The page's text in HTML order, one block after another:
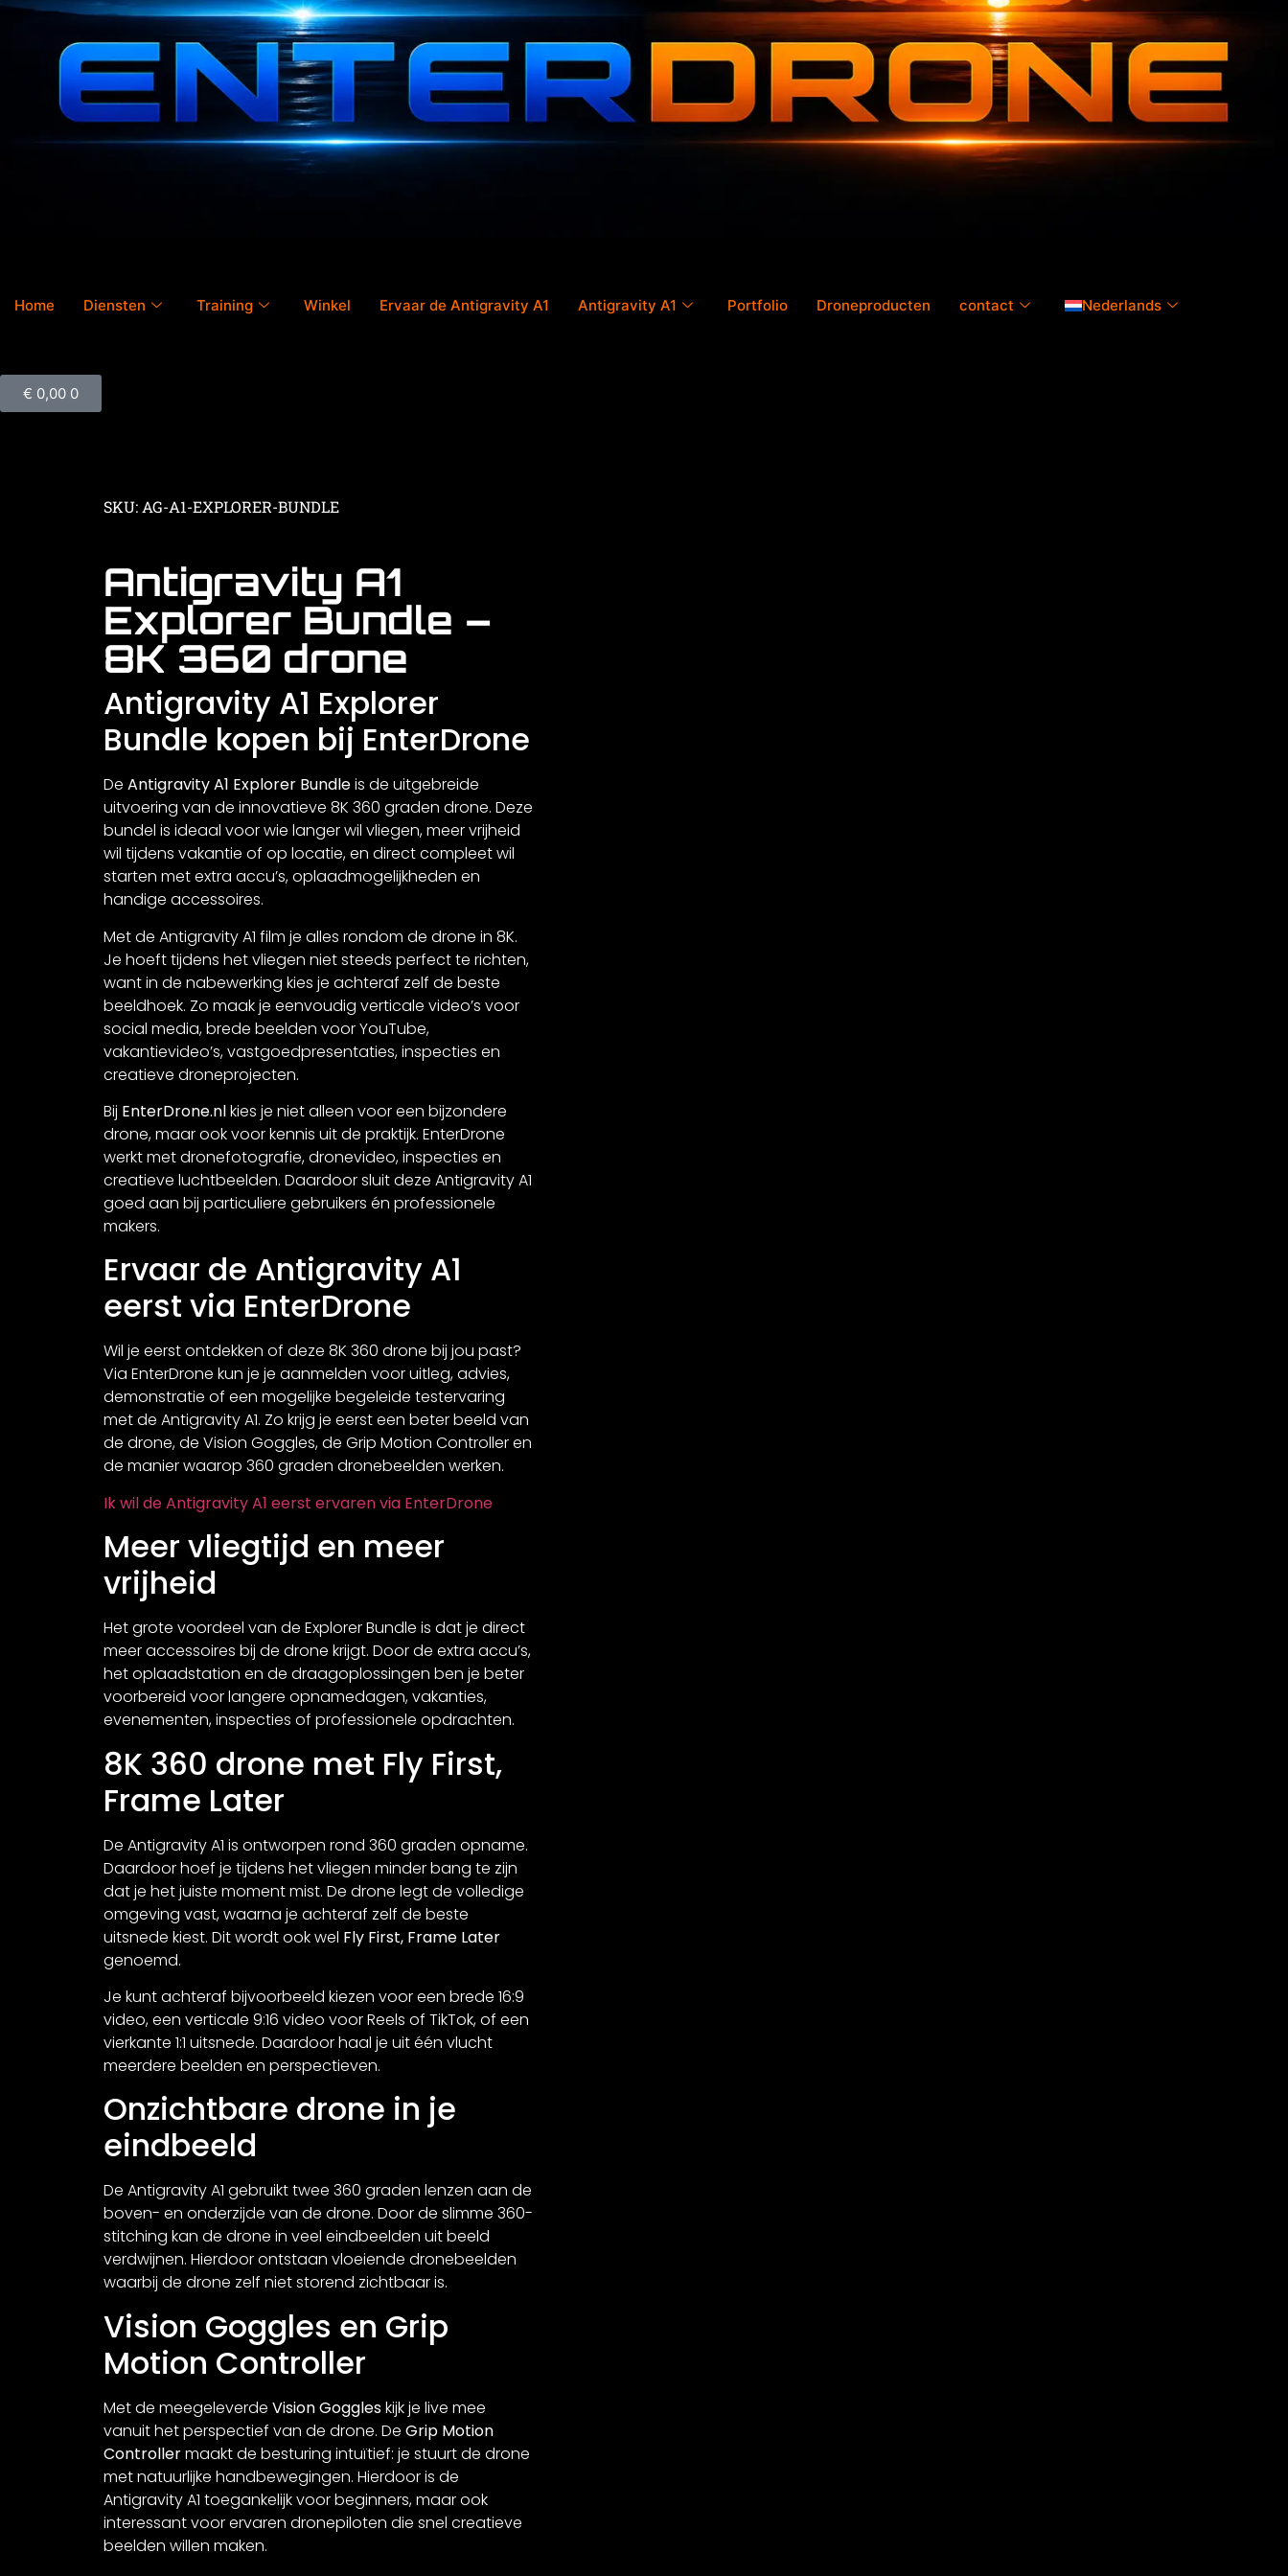
Home Diensten Training Winkel Ervaar de Antigravity A1 Antigravity A1 Portfolio Droneproducten contact Nederlands
€ 0,00 0
SKU: AG-A1-EXPLORER-BUNDLE
Antigravity A1
Explorer Bundle –
8K 360 drone
Antigravity A1 Explorer
Bundle kopen bij EnterDrone
De Antigravity A1 Explorer Bundleis de uitgebreide
uitvoering van de innovatieve 8K 360 graden drone. Deze
bundel is ideaal voor wie langer wil vliegen, meer vrijheid
wil tijdens vakantie of op locatie, en direct compleet wil
starten met extra accu’s, oplaadmogelijkheden en
handige accessoires.
Met de Antigravity A1 film je alles rondom de drone in 8K.
Je hoeft tijdens het vliegen niet steeds perfect te richten,
want in de nabewerking kies je achteraf zelf de beste
beeldhoek. Zo maak je eenvoudig verticale video’s voor
social media, brede beelden voor YouTube,
vakantievideo’s, vastgoedpresentaties, inspecties en
creatieve droneprojecten.
Bij EnterDrone.nlkies je niet alleen voor een bijzondere
drone, maar ook voor kennis uit de praktijk. EnterDrone
werkt met dronefotografie, dronevideo, inspecties en
creatieve luchtbeelden. Daardoor sluit deze Antigravity A1
goed aan bij particuliere gebruikers én professionele
makers.
Ervaar de Antigravity A1
eerst via EnterDrone
Wil je eerst ontdekken of deze 8K 360 drone bij jou past?
Via EnterDrone kun je je aanmelden voor uitleg, advies,
demonstratie of een mogelijke begeleide testervaring
met de Antigravity A1. Zo krijg je eerst een beter beeld van
de drone, de Vision Goggles, de Grip Motion Controller en
de manier waarop 360 graden dronebeelden werken.
Ik wil de Antigravity A1 eerst ervaren via EnterDrone
Meer vliegtijd en meer
vrijheid
Het grote voordeel van de Explorer Bundle is dat je direct
meer accessoires bij de drone krijgt. Door de extra accu’s,
het oplaadstation en de draagoplossingen ben je beter
voorbereid voor langere opnamedagen, vakanties,
evenementen, inspecties of professionele opdrachten.
8K 360 drone met Fly First,
Frame Later
De Antigravity A1 is ontworpen rond 360 graden opname.
Daardoor hoef je tijdens het vliegen minder bang te zijn
dat je het juiste moment mist. De drone legt de volledige
omgeving vast, waarna je achteraf zelf de beste
uitsnede kiest. Dit wordt ook wel Fly First, Frame Later
genoemd.
Je kunt achteraf bijvoorbeeld kiezen voor een brede 16:9
video, een verticale 9:16 video voor Reels of TikTok, of een
vierkante 1:1 uitsnede. Daardoor haal je uit één vlucht
meerdere beelden en perspectieven.
Onzichtbare drone in je
eindbeeld
De Antigravity A1 gebruikt twee 360 graden lenzen aan de
boven- en onderzijde van de drone. Door de slimme 360-
stitching kan de drone in veel eindbeelden uit beeld
verdwijnen. Hierdoor ontstaan vloeiende dronebeelden
waarbij de drone zelf niet storend zichtbaar is.
Vision Goggles en Grip
Motion Controller
Met de meegeleverde Vision Goggleskijk je live mee
vanuit het perspectief van de drone. De Grip Motion
Controllermaakt de besturing intuïtief: je stuurt de drone
met natuurlijke handbewegingen. Hierdoor is de
Antigravity A1 toegankelijk voor beginners, maar ook
interessant voor ervaren dronepiloten die snel creatieve
beelden willen maken.